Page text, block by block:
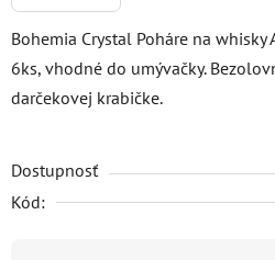
Bohemia Crystal Poháre na
6ks, vhodné do umývačky.
darčekovej krabičke.
Dostupnosť
Kód: